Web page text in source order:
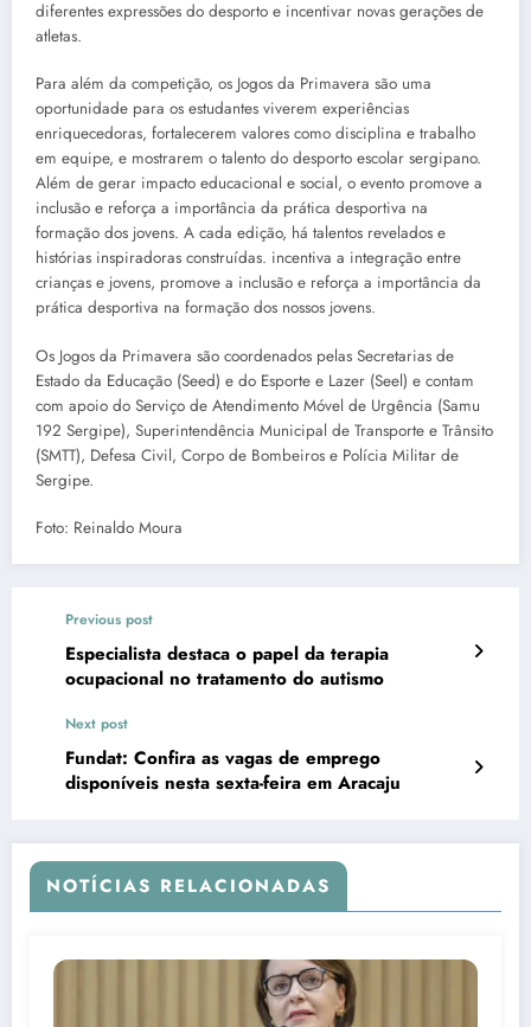
diferentes expressões do desporto e incentivar novas gerações de
atletas.
Para além da competição, os Jogos da Primavera são uma
oportunidade para os estudantes viverem experiências
enriquecedoras, fortalecerem valores como disciplina e trabalho
em equipe, e mostrarem o talento do desporto escolar sergipano.
Além de gerar impacto educacional e social, o evento promove a
inclusão e reforça a importância da prática desportiva na
formação dos jovens. A cada edição, há talentos revelados e
histórias inspiradoras construídas. incentiva a integração entre
crianças e jovens, promove a inclusão e reforça a importância da
prática desportiva na formação dos nossos jovens.
Os Jogos da Primavera são coordenados pelas Secretarias de
Estado da Educação (Seed) e do Esporte e Lazer (Seel) e contam
com apoio do Serviço de Atendimento Móvel de Urgência (Samu
192 Sergipe), Superintendência Municipal de Transporte e Trânsito
(SMTT), Defesa Civil, Corpo de Bombeiros e Polícia Militar de
Sergipe.
Foto: Reinaldo Moura
Previous post
Especialista destaca o papel da terapia
ocupacional no tratamento do autismo
Next post
Fundat: Confira as vagas de emprego
disponíveis nesta sexta-feira em Aracaju
NOTÍCIAS RELACIONADAS